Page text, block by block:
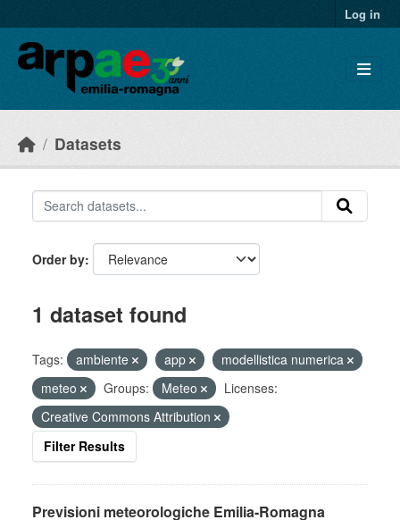
Log in
Datasets
Order by
1 dataset found
Tags: ambiente app
modellistica numerica
meteo
Groups: Meteo
Licenses:
Creative Commons Attribution
Filter Results
Previsioni meteorologiche Emilia-Romagna